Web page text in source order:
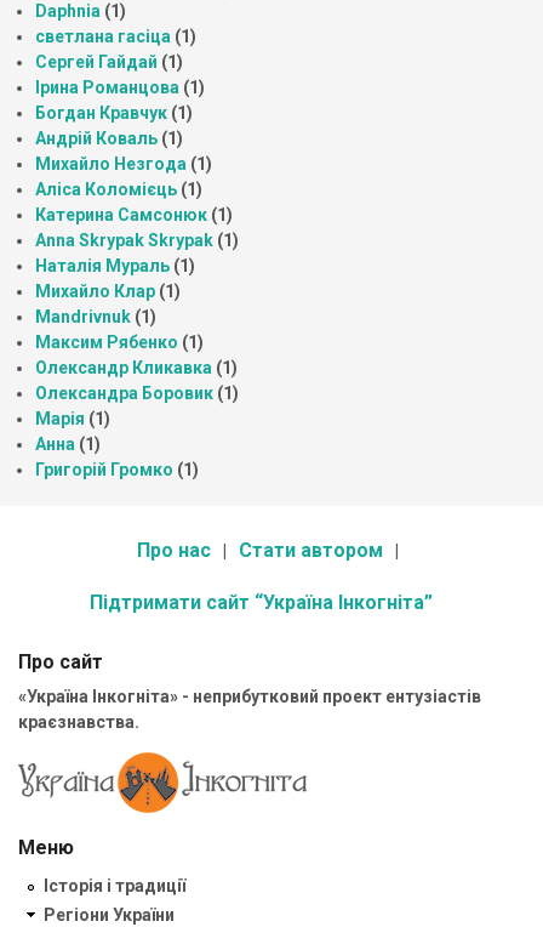
Daphnia (1)
светлана гасіца (1)
Сергей Гайдай (1)
Ірина Романцова (1)
Богдан Кравчук (1)
Андрій Коваль (1)
Михайло Незгода (1)
Аліса Коломієць (1)
Катерина Самсонюк (1)
Anna Skrypak Skrypak (1)
Наталія Мураль (1)
Михайло Клар (1)
Mandrivnuk (1)
Максим Рябенко (1)
Олександр Кликавка (1)
Олександра Боровик (1)
Марія (1)
Анна (1)
Григорій Громко (1)
Про нас Стати автором
Підтримати сайт “Україна Інкогніта”
Про сайт
«Україна Інкогніта» - неприбутковий проект ентузіастів
краєзнавства.
Меню
Історія і традиції
Регіони України